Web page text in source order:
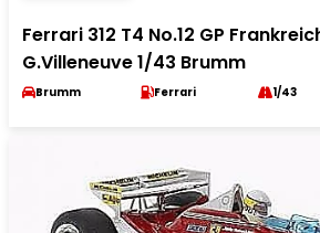
Ferrari 312 T4 No.12 GP
G.Villeneuve 1/43 Brumm
Brumm Ferrari 1/43